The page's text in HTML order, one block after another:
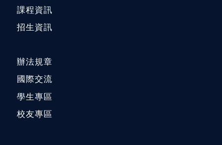
課程資訊
招生資訊
辦法規章
國際交流
學生專區
校友專區